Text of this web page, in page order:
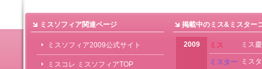
ミスソフィア関連ページ
ミスソフィア2009公式サイト
ミスコレ ミスソフィアTOP
掲載中のミス&ミスター
2009 ミス ミス
ミスター ミス